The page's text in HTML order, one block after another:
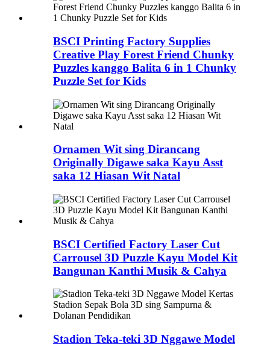
BSCI Printing Factory Supplies
Creative Play Forest Friend Chunky
Puzzles kanggo Balita 6 in 1 Chunky
Puzzle Set for Kids
Ornamen Wit sing Dirancang
Originally Digawe saka Kayu Asst
saka 12 Hiasan Wit Natal
BSCI Certified Factory Laser Cut
Carrousel 3D Puzzle Kayu Model Kit
Bangunan Kanthi Musik & Cahya
Stadion Teka-teki 3D Nggawe Model